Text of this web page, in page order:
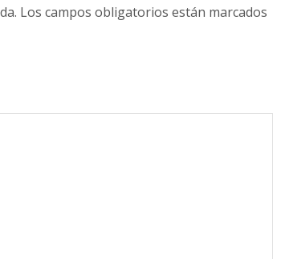
Los campos obligatorios están marcados